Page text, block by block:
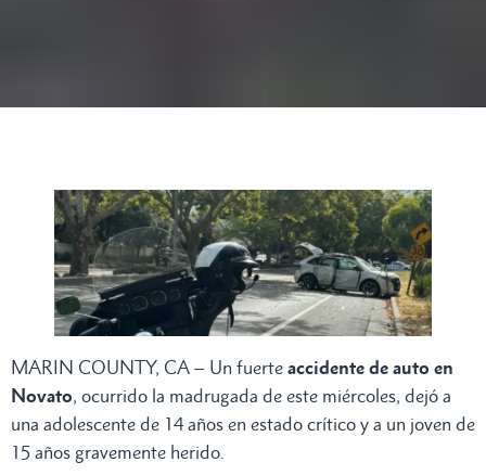
MARIN COUNTY, CA – Un fuerte accidente de auto en
Novato, ocurrido la madrugada de este miércoles, dejó a
una adolescente de 14 años en estado crítico y a un joven de
15 años gravemente herido.